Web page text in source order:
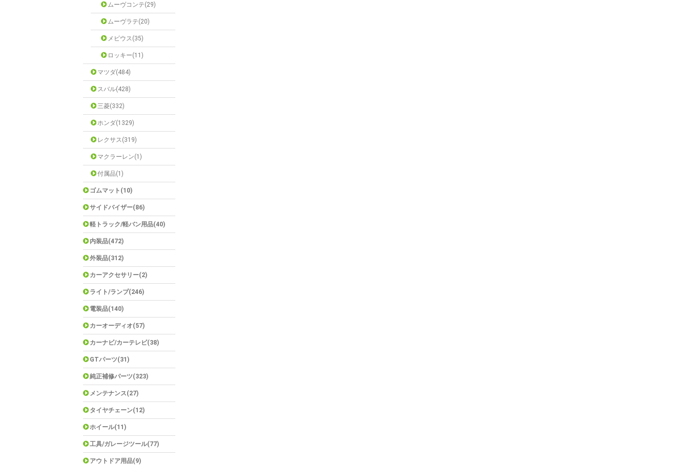
ムーヴコンテ(29)
ムーヴラテ(20)
メビウス(35)
ロッキー(11)
マツダ(484)
スバル(428)
三菱(332)
ホンダ(1329)
レクサス(319)
マクラーレン(1)
付属品(1)
ゴムマット(10)
サイドバイザー(86)
軽トラック/軽バン用品(40)
内装品(472)
外装品(312)
カーアクセサリー(2)
ライト/ランプ(246)
電装品(140)
カーオーディオ(57)
カーナビ/カーテレビ(38)
GTパーツ(31)
純正補修パーツ(323)
メンテナンス(27)
タイヤチェーン(12)
ホイール(11)
工具/ガレージツール(77)
アウトドア用品(9)